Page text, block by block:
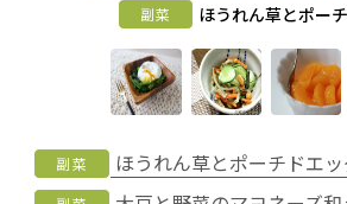
副菜 ほうれん草とポー
副菜 ほうれん草とポーチドエ